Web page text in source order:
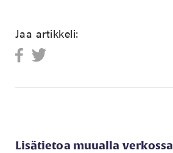
Jaa artikkeli:
Lisätietoa muualla verkossa